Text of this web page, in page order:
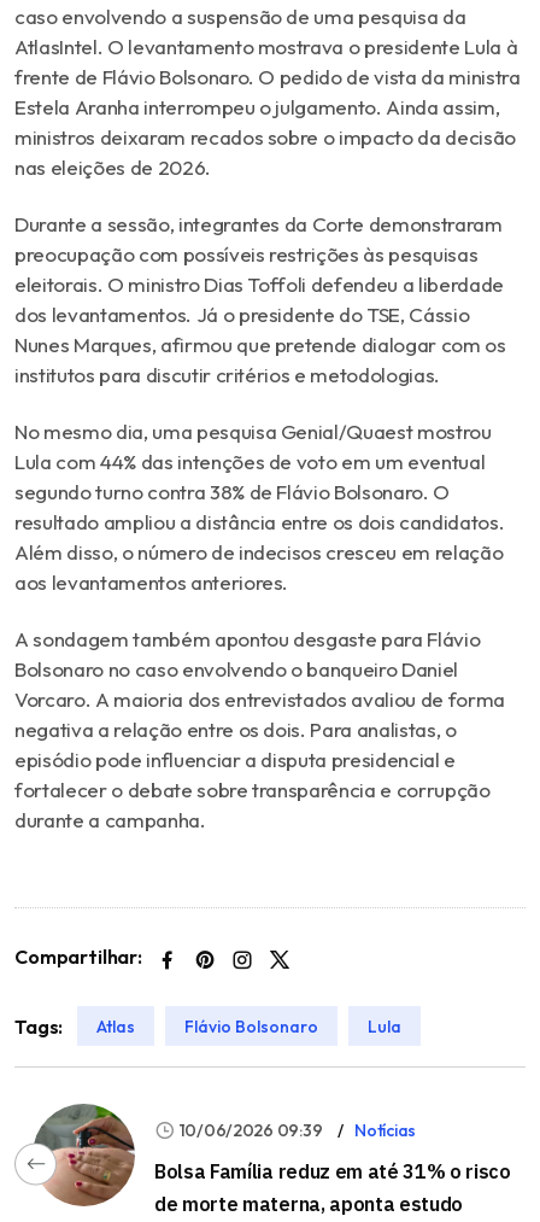
caso envolvendo a suspensão de uma pesquisa da
AtlasIntel. O levantamento mostrava o presidente Lula à
frente de Flávio Bolsonaro. O pedido de vista da ministra
Estela Aranha interrompeu o julgamento. Ainda assim,
ministros deixaram recados sobre o impacto da decisão
nas eleições de 2026.
Durante a sessão, integrantes da Corte demonstraram
preocupação com possíveis restrições às pesquisas
eleitorais. O ministro Dias Toffoli defendeu a liberdade
dos levantamentos. Já o presidente do TSE, Cássio
Nunes Marques, afirmou que pretende dialogar com os
institutos para discutir critérios e metodologias.
No mesmo dia, uma pesquisa Genial/Quaest mostrou
Lula com 44% das intenções de voto em um eventual
segundo turno contra 38% de Flávio Bolsonaro. O
resultado ampliou a distância entre os dois candidatos.
Além disso, o número de indecisos cresceu em relação
aos levantamentos anteriores.
A sondagem também apontou desgaste para Flávio
Bolsonaro no caso envolvendo o banqueiroDaniel
Vorcaro. A maioria dos entrevistados avaliou de forma
negativa a relação entre os dois. Para analistas, o
episódio pode influenciar a disputa presidencial e
fortalecer o debate sobre transparência e corrupção
durante a campanha.
Compartilhar:
Tags: Atlas Flávio Bolsonaro Lula
10/06/2026 09:39 Notícias
Bolsa Família reduz em até 31% o risco
de morte materna, aponta estudo